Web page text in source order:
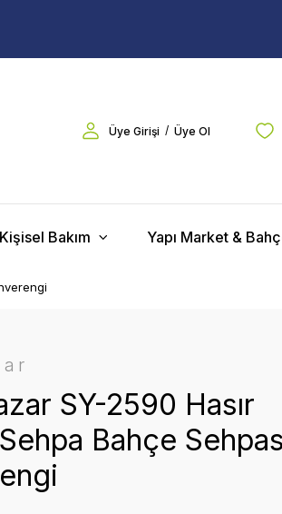
Üye Girişi / Üye Ol
Bakım Yapı Market &
SY-2590 Hasır
Bahçe